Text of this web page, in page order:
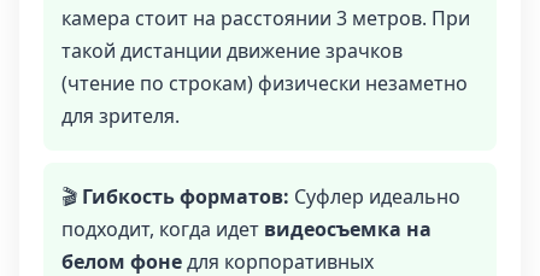
камера стоит на расстоянии 3 метров. При
такой дистанции движение зрачков
(чтение по строкам) физически незаметно
для зрителя.
🎬 Гибкость форматов: Суфлер идеально
подходит, когда идет видеосъемка на
белом фонедля корпоративных